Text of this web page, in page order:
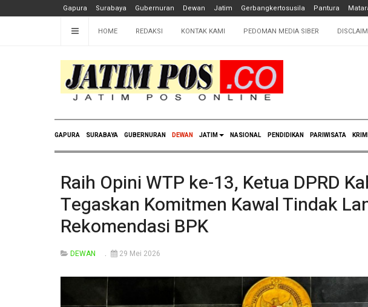
Gapura Surabaya Gubernuran Dewan Jatim Gerbangkertosusila Pantura
HOME REDAKSI KONTAK KAMI PEDOMAN MEDIA SIBER
GAPURA SURABAYA GUBERNURAN DEWAN JATIM NASIONAL PENDIDIKAN PARIWISATA
Raih Opini WTP ke-13, Ketua DPRD
Tegaskan Komitmen Kawal Tindak
Rekomendasi BPK
DEWAN 29 Mei 2026